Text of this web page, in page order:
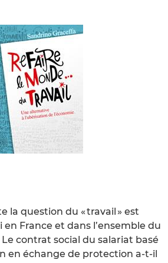
la question du « travail » est
France et dans l’ensemble du
contrat social du salariat basé
en échange de protection a-t-il